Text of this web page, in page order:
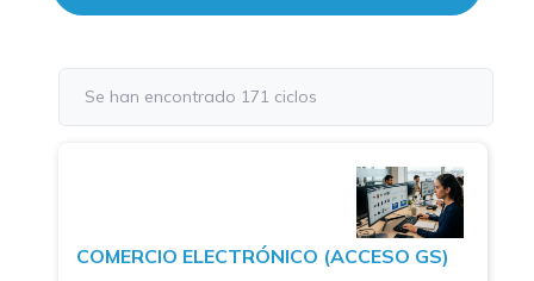
Se han encontrado 171 ciclos
COMERCIO ELECTRÓNICO (ACCESO GS)